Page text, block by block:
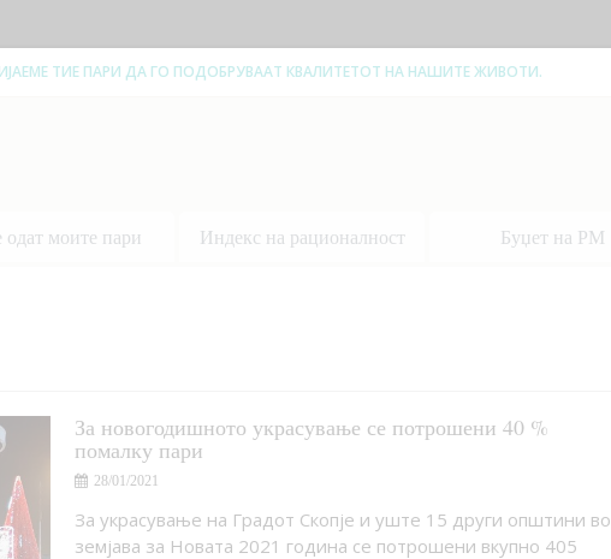
ТИЕ ПАРИ ДА ГО ПОДОБРУВААТ КВАЛИТЕТОТ НА НАШИТЕ ЖИВОТИ.
одат моите пари Индекс на рационалност Буџет на РМ
За новогодишното украсување се потрошени 40 %
помалку пари
28/01/2021
За украсување на Градот Скопје и уште 15 други општини во
земјава за Новата 2021 година се потрошени вкупно 405